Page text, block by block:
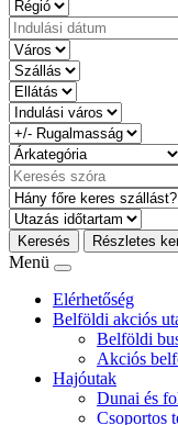
Keresés Részletes
Menü
Elérhetőség
Belföldi akciós
Belföldi
Akciós
Hajóutak
Dunai és
Csoportos